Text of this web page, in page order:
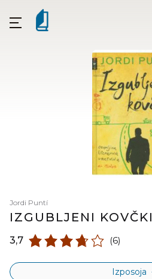
Jordi Puntí
IZGUBLJENI KOVČKI
3,7 (6)
Izposoja